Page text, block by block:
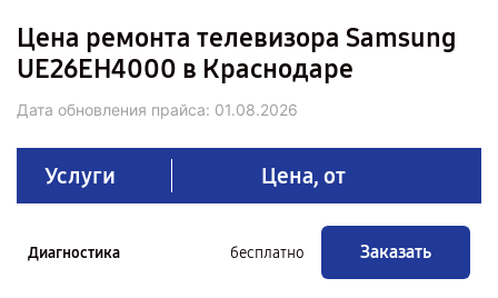
Цена ремонта телевизора Samsung
UE26EH4000 в Краснодаре
Дата обновления прайса: 01.08.2026
Услуги Цена, от
Диагностика бесплатно Заказать